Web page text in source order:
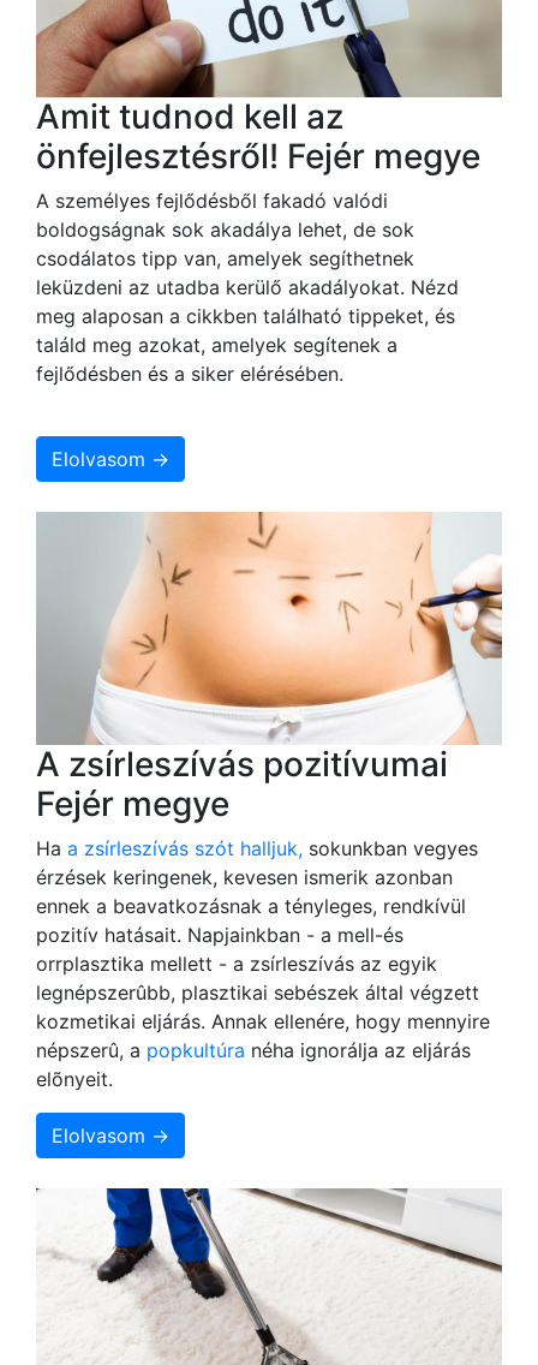
Amit tudnod kell az
önfejlesztésről! Fejér megye
A személyes fejlődésből fakadó valódi
boldogságnak sok akadálya lehet, de sok
csodálatos tipp van, amelyek segíthetnek
leküzdeni az utadba kerülő akadályokat. Nézd
meg alaposan a cikkben található tippeket, és
találd meg azokat, amelyek segítenek a
fejlődésben és a siker elérésében.
Elolvasom →
A zsírleszívás pozitívumai
Fejér megye
Ha a zsírleszívás szót halljuk, sokunkban vegyes
érzések keringenek, kevesen ismerik azonban
ennek a beavatkozásnak a tényleges, rendkívül
pozitív hatásait. Napjainkban - a mell-és
orrplasztika mellett - a zsírleszívás az egyik
legnépszerûbb, plasztikai sebészek által végzett
kozmetikai eljárás. Annak ellenére, hogy mennyire
népszerû, a popkultúra néha ignorálja az eljárás
elõnyeit.
Elolvasom →